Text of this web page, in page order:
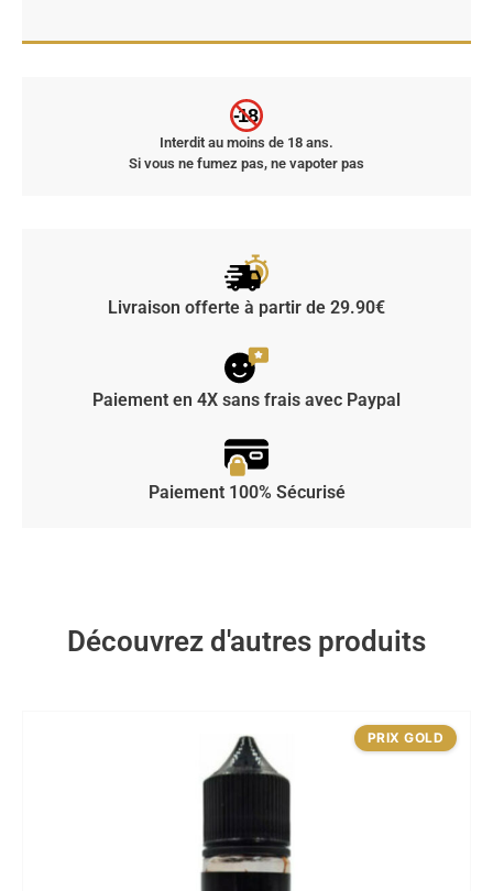
-18
Interdit au moins de 18 ans.
Si vous ne fumez pas, ne vapoter pas
Livraison offerte à partir de 29.90€
Paiement en 4X sans frais avec Paypal
Paiement 100% Sécurisé
Découvrez d'autres produits
PRIX GOLD